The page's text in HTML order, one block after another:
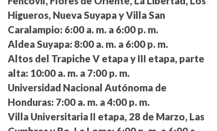
Higueros, Nueva Suyapa y Villa San
Caralampio: 6:00 a. m. a 6:00 p. m.
Aldea Suyapa: 8:00 a. m. a 6:00 p. m.
Altos del Trapiche V etapa y III etapa, parte
alta: 10:00 a. m. a 7:00 p. m.
Universidad Nacional Autónoma de
Honduras: 7:00 a. m. a 4:00 p. m.
Villa Universitaria II etapa, 28 de Marzo, Las